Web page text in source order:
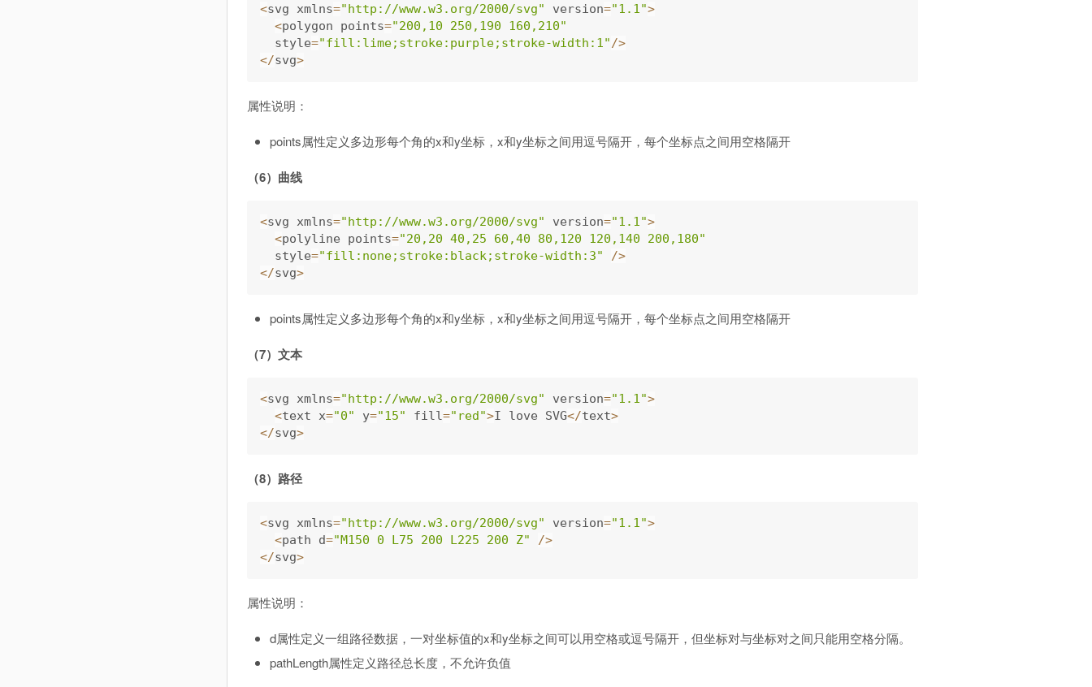
<svg xmlns="http://www.w3.org/2000/svg" version="1.1">
<polygon points="200,10 250,190 160,210"
  style
="fill:lime;stroke:purple;stroke-width:1"/>
</svg>
属性说明：
points属性定义多边形每个角的x和y坐标，x和y坐标之间用逗号隔开，每个坐标点之间用空格隔开
（6）曲线
<svg xmlns="http://www.w3.org/2000/svg" version="1.1">
<polyline points="20,20 40,25 60,40 80,120 120,140 200,180"
  style
="fill:none;stroke:black;stroke-width:3" />
</svg>
points属性定义多边形每个角的x和y坐标，x和y坐标之间用逗号隔开，每个坐标点之间用空格隔开
（7）文本
<svg xmlns="http://www.w3.org/2000/svg" version="1.1">
<text x="0" y="15" fill="red">I love SVG</text>
</svg>
（8）路径
<svg xmlns="http://www.w3.org/2000/svg" version="1.1">
<path d="M150 0 L75 200 L225 200 Z" />
</svg>
属性说明：
d属性定义一组路径数据，一对坐标值的x和y坐标之间可以用空格或逗号隔开，但坐标对与坐标对之间只能用空格分隔。
pathLength属性定义路径总长度，不允许负值